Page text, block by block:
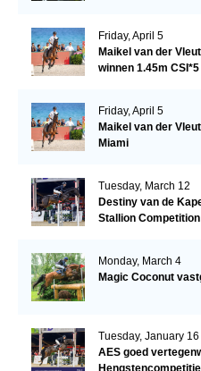
Friday, April 5
Maikel van der
winnen 1.45m
Friday, April 5
Maikel van der
Miami
Tuesday, March 12
Destiny van de
Stallion Competition
Monday, March 4
Magic Coconut
Tuesday, January 16
AES goed